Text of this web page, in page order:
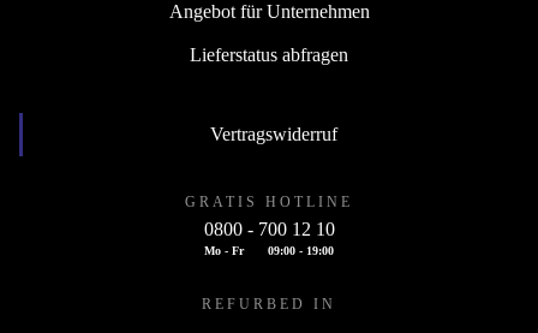
Angebot für Unternehmen
Lieferstatus abfragen
Vertragswiderruf
GRATIS HOTLINE
0800 - 700 12 10
Mo - Fr 09:00 - 19:00
REFURBED IN